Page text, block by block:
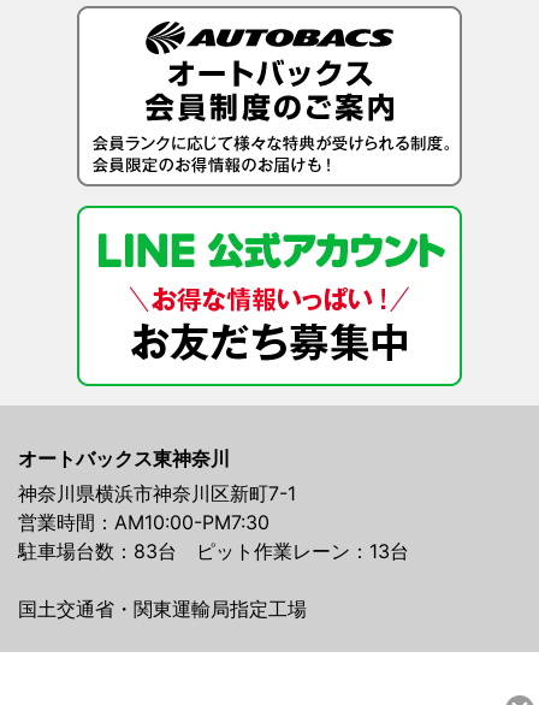
オートバックス東神奈川
神奈川県横浜市神奈川区新町7-1
営業時間：AM10:00-PM7:30
駐車場台数：83台 ピット作業レーン：13台
国土交通省・関東運輸局指定工場